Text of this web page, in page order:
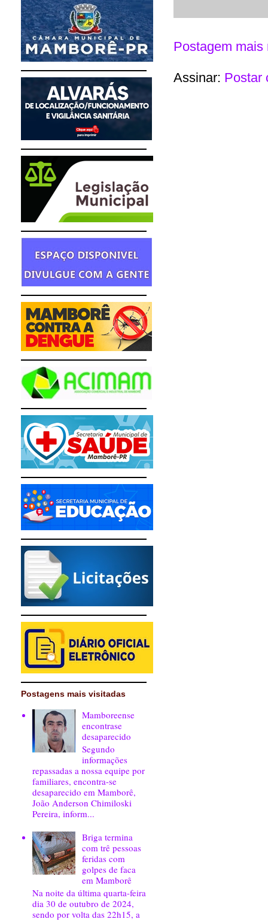
Postagem mais
Assinar: Postar
Postagens mais visitadas
Mamboreense
encontrase
desaparecido
Segundo
informações
repassadas a nossa equipe por
familiares, encontra-se
desaparecido em Mamborê,
João Anderson Chimiloski
Pereira, inform...
Briga termina
com trê pessoas
feridas com
golpes de faca
em Mamborê
Na noite da última quarta-feira
dia 30 de outubro de 2024,
sendo por volta das 22h15, a